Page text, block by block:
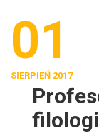
01
SIERPIEŃ 2017